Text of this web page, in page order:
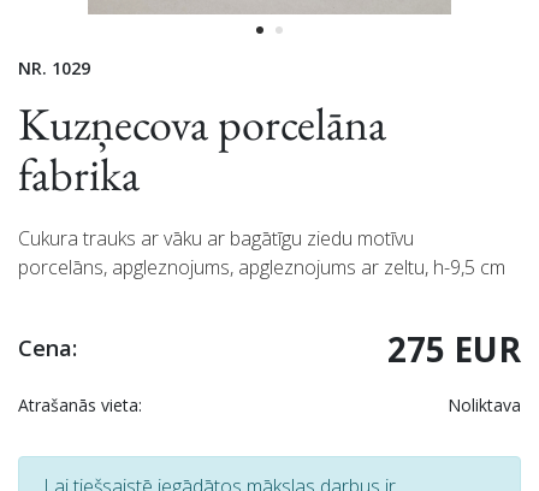
NR. 1029
Kuzņecova porcelāna
fabrika
Cukura trauks ar vāku ar bagātīgu ziedu motīvu
porcelāns, apgleznojums, apgleznojums ar zeltu, h-9,5 cm
Cena: 275 EUR
Atrašanās vieta: Noliktava